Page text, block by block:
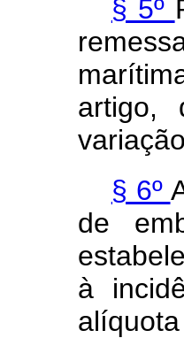
§ 5º
artigo,
§ 6º
de
à